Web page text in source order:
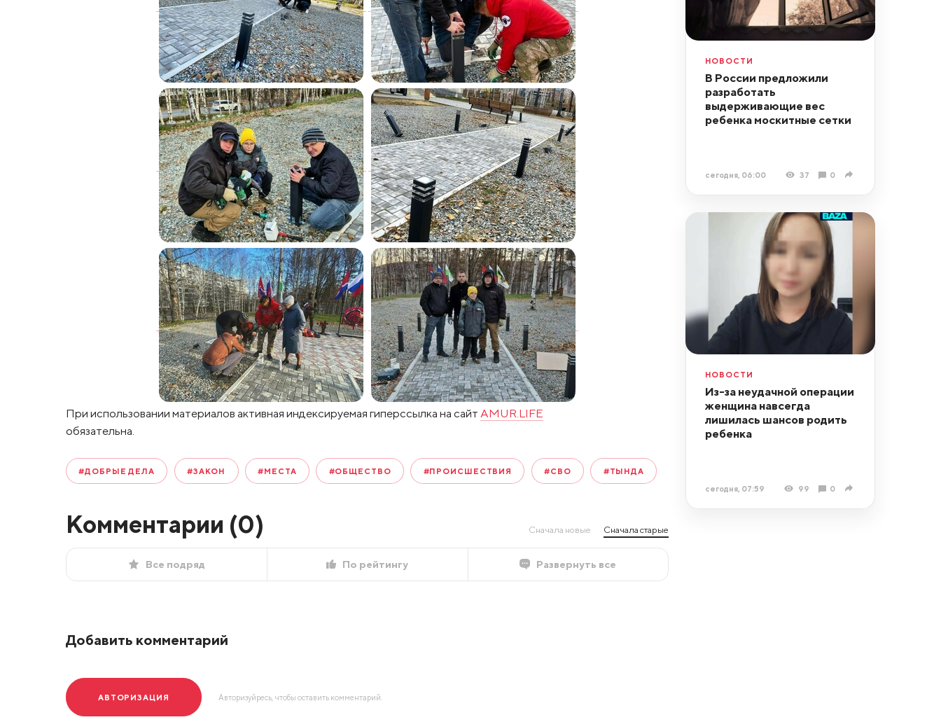
При использовании материалов активная индексируемая гиперссылка на сайт AMUR.LIFE
обязательна.
#ДОБРЫЕ ДЕЛА #ЗАКОН #МЕСТА #ОБЩЕСТВО #ПРОИСШЕСТВИЯ #СВО #ТЫНДА
Комментарии (0) Сначала новые Сначала старые
Все подряд По рейтингу Развернуть все
Добавить комментарий
АВТОРИЗАЦИЯ Авторизуйресь, чтобы оставить комментарий.
НОВОСТИ
В России предложили
разработать
выдерживающие вес
ребенка москитные сетки
сегодня, 06:00 37 0
НОВОСТИ
Из-за неудачной операции
женщина навсегда
лишилась шансов родить
ребенка
сегодня, 07:59 99 0